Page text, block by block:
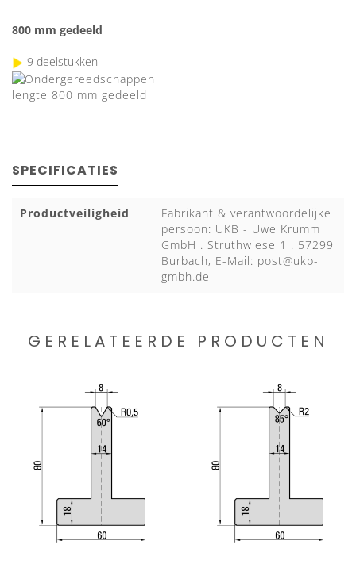
800 mm gedeeld
9 deelstukken
SPECIFICATIES
Productveiligheid
Fabrikant & verantwoordelijke
persoon: UKB - Uwe Krumm
GmbH . Struthwiese 1 . 57299
Burbach, E-Mail: post@ukb-
gmbh.de
GERELATEERDE PRODUCTEN